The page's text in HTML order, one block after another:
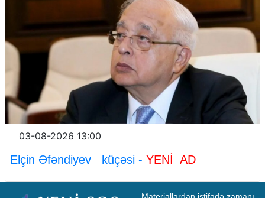
03-08-2026 13:00
Elçin Əfəndiyev küçəsi - YENİ AD